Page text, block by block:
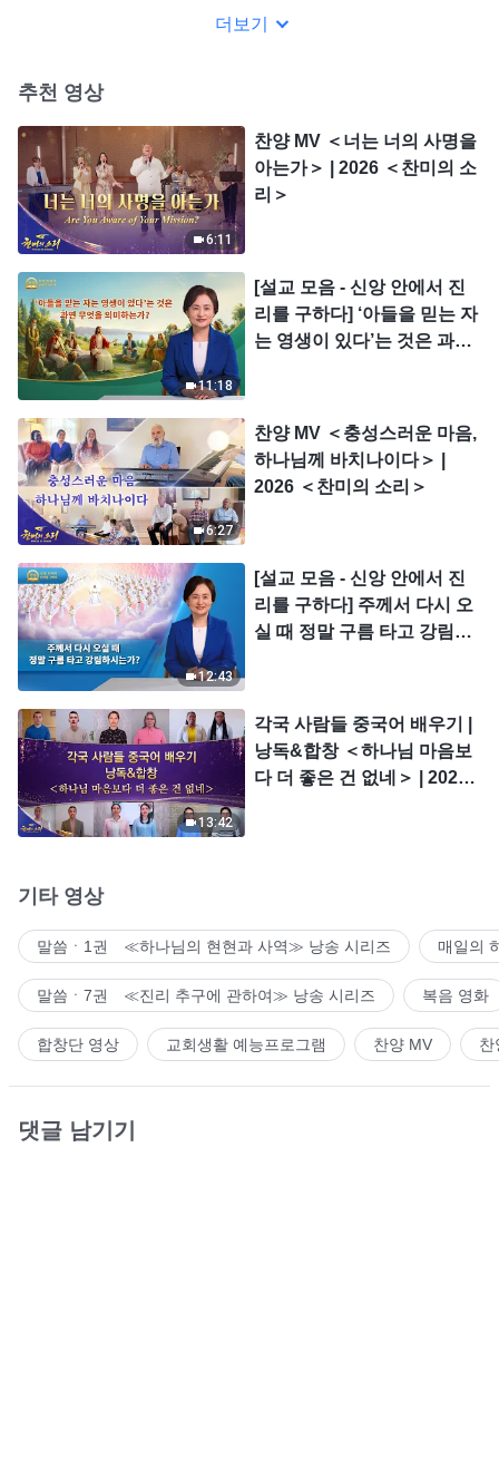
더보기
추천 영상
6:11
찬양 MV ＜너는 너의 사명을
아는가＞ | 2026 ＜찬미의 소
리＞
11:18
[설교 모음 - 신앙 안에서 진
리를 구하다] ‘아들을 믿는 자
는 영생이 있다’는 것은 과연
6:27
찬양 MV ＜충성스러운 마음,
하나님께 바치나이다＞ |
2026 ＜찬미의 소리＞
12:43
[설교 모음 - 신앙 안에서 진
리를 구하다] 주께서 다시 오
실 때 정말 구름 타고 강림하
13:42
각국 사람들 중국어 배우기 |
낭독&합창 ＜하나님 마음보
다 더 좋은 건 없네＞ | 2026
기타 영상
말씀ㆍ1권 ≪하나님의 현현과 사역≫ 낭송 시리즈 매일의
말씀ㆍ7권 ≪진리 추구에 관하여≫ 낭송 시리즈 복음 영화
합창단 영상 교회생활 예능프로그램 찬양 MV 찬
댓글 남기기